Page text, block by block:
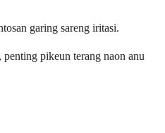
garing sareng iritasi.
pikeun terang naon anu